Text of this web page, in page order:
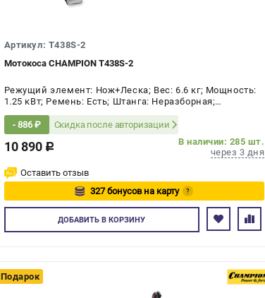
Артикул: T438S-2
Мотокоса CHAMPION T438S-2
Режущий элемент: Нож+Леска; Вес: 6.6 кг; Мощность:
1.25 кВт; Ремень: Есть; Штанга: Неразборная;
Количество тактов двигателя: 2-х тактный
- 886 ₽
Скидка после авторизации
10 890 c
В наличии: 285 шт.
через 3 дня
Оставить отзыв
327 бонусов на карту
?
Авторизуйтесь
ДОБАВИТЬ В КОРЗИНУ
Подарок